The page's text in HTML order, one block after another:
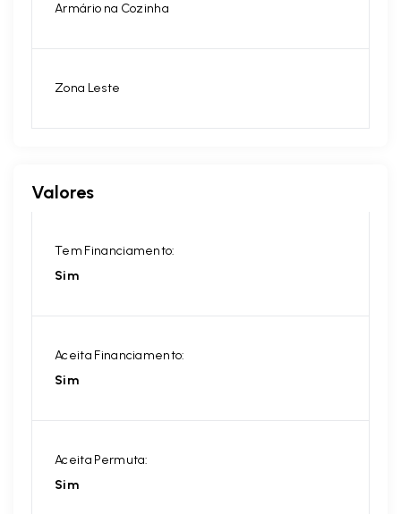
Armário na Cozinha
Zona Leste
Valores
Tem Financiamento:
Sim
Aceita Financiamento:
Sim
Aceita Permuta:
Sim